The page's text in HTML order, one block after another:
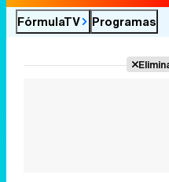
FórmulaTV Programas